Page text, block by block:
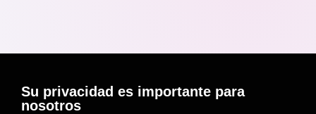
Su privacidad es importante para
nosotros